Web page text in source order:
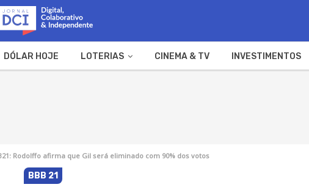
DÓLAR HOJE LOTERIAS CINEMA & TV INVESTIMENTOS
Rodolffo afirma que Gil será eliminado com 90% dos votos
BBB 21